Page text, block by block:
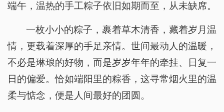
端午，温热的手工粽子依旧如期而至，从未缺席。
一枚小小的粽子，裹着草木清香，藏着岁月温
情，更载着深厚的手足亲情。世间最动人的温暖，
不必是琳琅的好物，而是岁岁年年的牵挂、日复一
日的偏爱。恰如端阳里的粽香，这寻常烟火里的温
柔与惦念，便是人间最好的团圆。